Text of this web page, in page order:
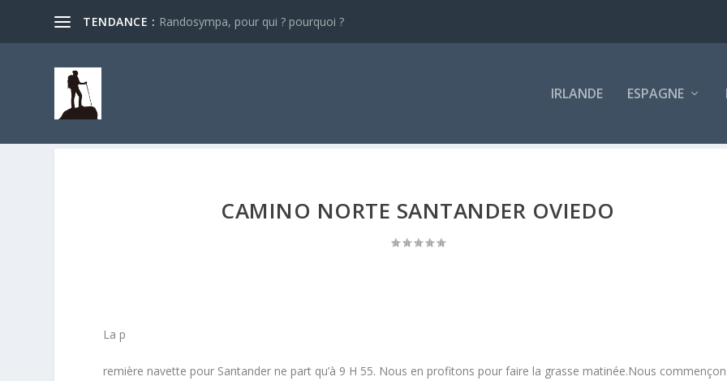
TENDANCE : Randosympa, pour qui ? pourquoi ?
IRLANDE ESPAGNE
CAMINO NORTE SANTANDER OVIEDO
La p
remière navette pour Santander ne part qu’à 9 H 55. Nous en profitons pour faire la grasse matinée.Nous